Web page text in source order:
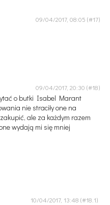
09/04/2017, 08:05
09/04/2017, 20:30
o butki Isabel Marant
nie straciły one na
ale za każdym razem
wydają mi się mniej
10/04/2017, 13:48